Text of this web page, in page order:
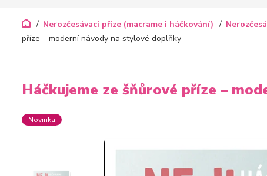
Nerozčesávací příze (macrame i háčkování)
příze – moderní návody na stylové doplňky
Háčkujeme ze šňůrové příze –
Novinka